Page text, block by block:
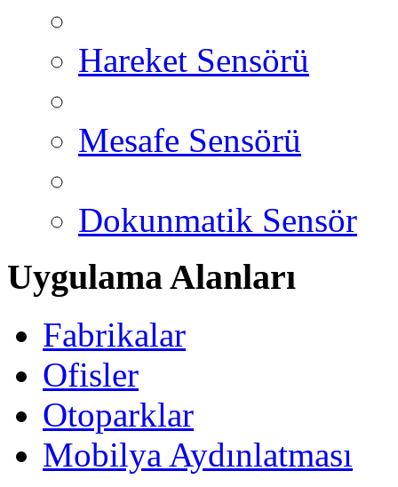
Hareket Sensörü
Mesafe Sensörü
Dokunmatik Sensör
Uygulama Alanları
Fabrikalar
Ofisler
Otoparklar
Mobilya Aydınlatması